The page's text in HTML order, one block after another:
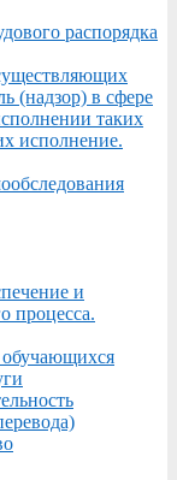
распорядка
(надзор) в сфере
таких
исполнение.
и
процесса.